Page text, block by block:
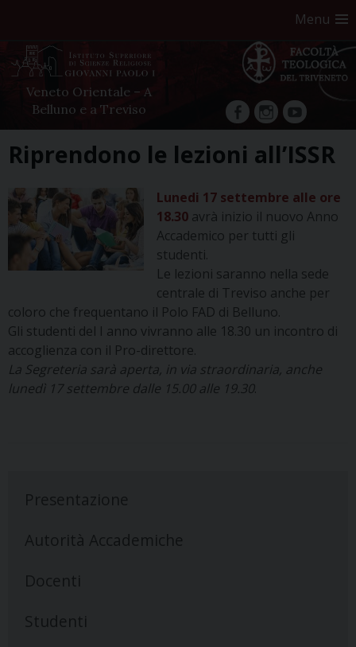
Menu
Veneto Orientale – A
Belluno e a Treviso
facebookInstagram
YouTube
Riprendono le lezioni all’ISSR
Lunedi 17 settembre alle ore
18.30 avrà inizio il nuovo Anno
Accademico per tutti gli
studenti.
Le lezioni saranno nella sede
centrale di Treviso anche per
coloro che frequentano il Polo FAD di Belluno.
Gli studenti del I anno vivranno alle 18.30 un incontro di
accoglienza con il Pro-direttore.
La Segreteria sarà aperta, in via straordinaria, anche
lunedì 17 settembre dalle 15.00 alle 19.30.
Presentazione
Autorità Accademiche
Docenti
Studenti